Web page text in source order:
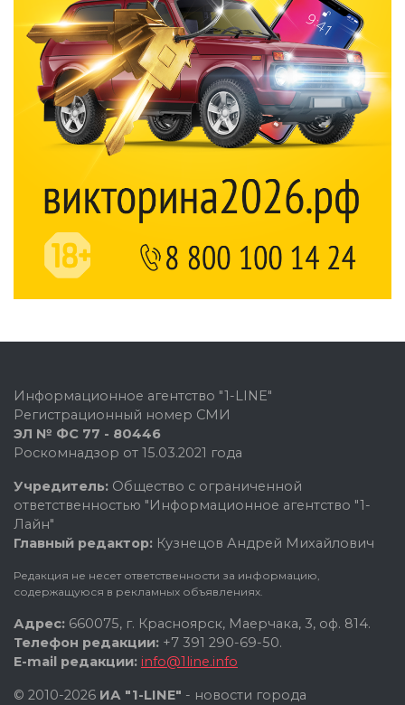
Информационное агентство "1-LINE"
Регистрационный номер СМИ
ЭЛ № ФС 77 - 80446
Роскомнадзор от 15.03.2021 года
Учредитель: Общество с ограниченной
ответственностью "Информационное агентство "1-
Лайн"
Главный редактор: Кузнецов Андрей Михайлович
Редакция не несет ответственности за информацию,
содержащуюся в рекламных объявлениях.
Адрес: 660075, г. Красноярск, Маерчака, 3, оф. 814.
Телефон редакции: +7 391 290-69-50.
E-mail редакции: info@1line.info
© 2010-2026 ИА "1-LINE" - новости города